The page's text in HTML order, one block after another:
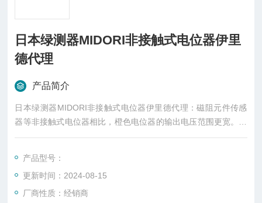
日本绿测器MIDORI非接触式电位器伊里
德代理
产品简介
日本绿测器MIDORI非接触式电位器伊里德代理：磁阻元件传感
器等非接触式电位器相比，橙色电位器的输出电压范围更宽。此
外，由于集成电路内置了温度补偿电路，因此温度漂移比任何其
产品型号：
更新时间：2024-08-15
厂商性质：经销商